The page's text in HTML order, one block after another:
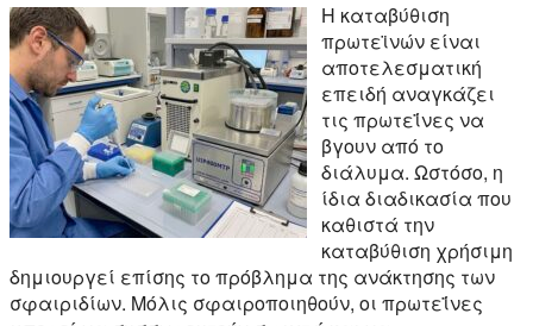
Η καταβύθιση
πρωτεϊνών είναι
αποτελεσματική
επειδή αναγκάζει
τις πρωτεΐνες να
βγουν από το
διάλυμα. Ωστόσο, η
ίδια διαδικασία που
καθιστά την
καταβύθιση χρήσιμη
δημιουργεί επίσης το πρόβλημα της ανάκτησης των
σφαιριδίων. Μόλις σφαιροποιηθούν, οι πρωτεΐνες